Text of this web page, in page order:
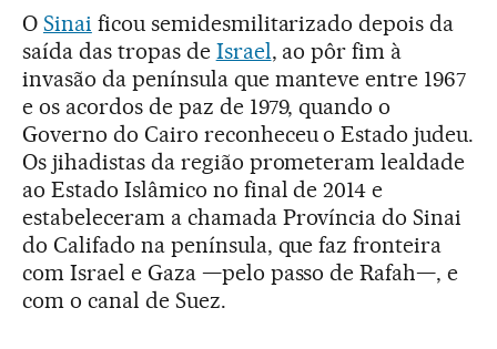
O Sinai ficou semidesmilitarizado depois da
saída das tropas de Israel, ao pôr fim à
invasão da península que manteve entre 1967
e os acordos de paz de 1979, quando o
Governo do Cairo reconheceu o Estado judeu.
Os jihadistas da região prometeram lealdade
ao Estado Islâmico no final de 2014 e
estabeleceram a chamada Província do Sinai
do Califado na península, que faz fronteira
com Israel e Gaza —pelo passo de Rafah—, e
com o canal de Suez.